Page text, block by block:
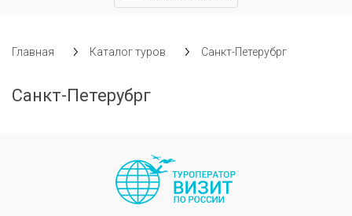
Главная Каталог туров Санкт-Петерубрг
Санкт-Петерубрг